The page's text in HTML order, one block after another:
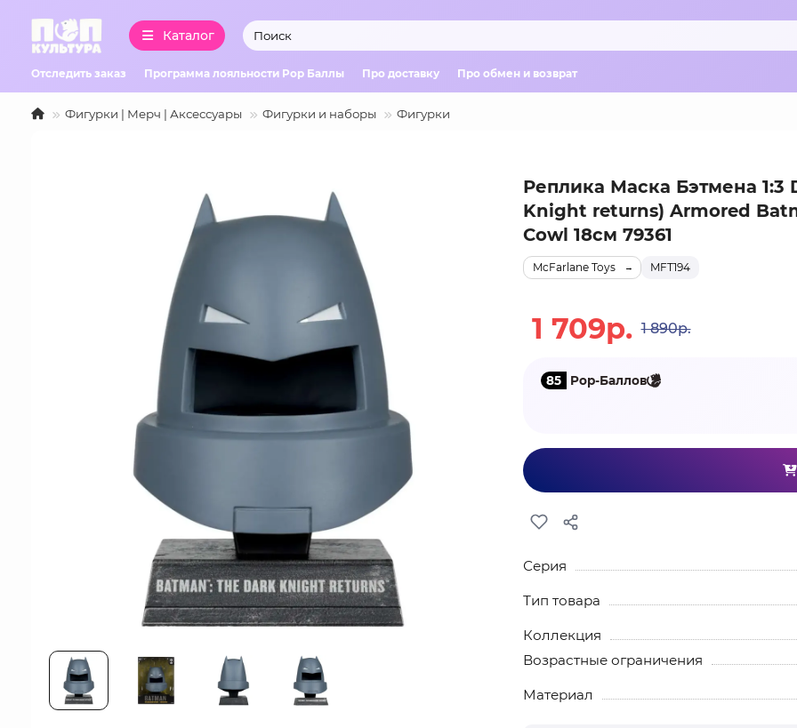
Каталог
Отследить заказ Программа лояльности Pop Баллы Про доставку Про обмен и возврат
Фигурки | Мерч | Аксессуары Фигурки и наборы Фигурки
Реплика Маска Бэтмена 1:3
Knight returns) Armored
Cowl 18см 79361
MFT194
McFarlane Toys
1 709р. 1 890р.
85 Pop-Баллов
Серия
Тип товара
Коллекция
Возрастные ограничения
Материал